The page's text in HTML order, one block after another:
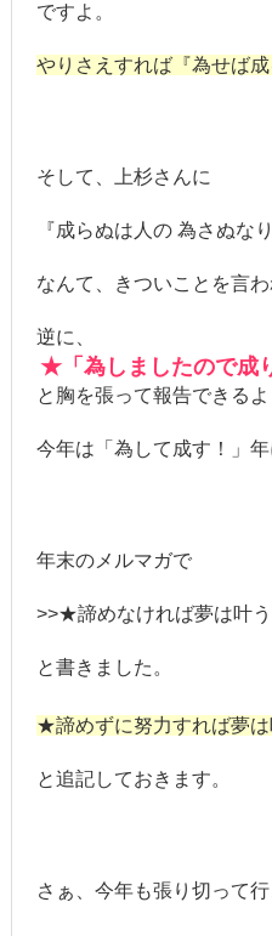
ですよ。
やりさえすれば『為せば成
そして、上杉さんに
『成らぬは人の 為さぬな
なんて、きついことを言
逆に、
★「為しましたので成
と胸を張って報告できるよ
今年は「為して成す！」年
年末のメルマガで
>>★諦めなければ夢は叶
と書きました。
★諦めずに努力すれば夢
と追記しておきます。
さぁ、今年も張り切って行